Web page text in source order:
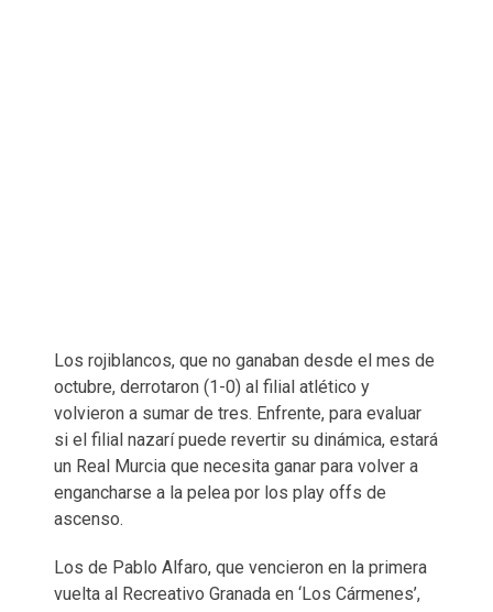
Los rojiblancos, que no ganaban desde el mes de
octubre, derrotaron (1-0) al filial atlético y
volvieron a sumar de tres. Enfrente, para evaluar
si el filial nazarí puede revertir su dinámica, estará
un Real Murcia que necesita ganar para volver a
engancharse a la pelea por los play offs de
ascenso.
Los de Pablo Alfaro, que vencieron en la primera
vuelta al Recreativo Granada en ‘Los Cármenes’,